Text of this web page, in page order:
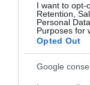
I want to opt-
Retention,
Personal
Purposes for
Opted Out
Google
Μειώθηκε
χρονιά ο
ιστορικό
γεννήσεων